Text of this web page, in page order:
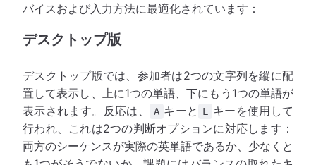
バイスおよび入力方法に最適化されています：
デスクトップ版
デスクトップ版では、参加者は2つの文字列を縦に配
置して表示し、上に1つの単語、下にもう1つの単語が
表示されます。反応は、
A キーと L
キーを使用して
行われ、これは2つの判断オプションに対応します：
両方のシーケンスが実際の英単語であるか、少なくと